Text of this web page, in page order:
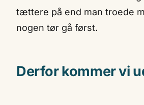
tættere på end man troede
nogen tør gå først.
Derfor kommer vi